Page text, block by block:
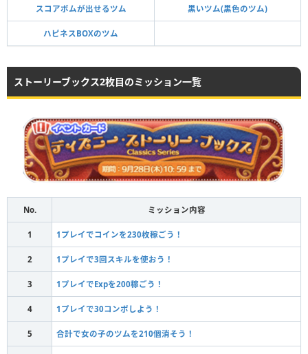
スコアボムが出せるツム 黒いツム(黒色のツム)
ハピネスBOXのツム
ストーリーブックス2枚目のミッション一覧
No. ミッション内容
1 1プレイでコインを230枚稼ごう！
2 1プレイで3回スキルを使おう！
3 1プレイでExpを200稼ごう！
4 1プレイで30コンボしよう！
5 合計で女の子のツムを210個消そう！